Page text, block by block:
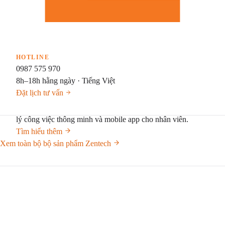
Quản lý tín dụng vi mô: cho vay, thẩm định, giải ngân, thu
ZenLova· Bán hàng đóng gói
Phần mềm bán hàng cài đặt Windows — đóng gói.
SẮP RA MẮT
ZenOne 10
lý công việc thông minh và mobile app cho nhân viên.
Tìm hiểu thêm
Xem toàn bộ bộ sản phẩm Zentech
Học viên — Giáo viên — Lương theo giờ trên một hệ thống
HOTLINE
0987 575 970
8h–18h hằng ngày · Tiếng Việt
Đặt lịch tư vấn